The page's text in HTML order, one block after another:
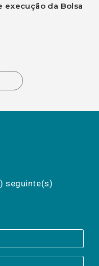
execução da Bolsa
seguinte(s)